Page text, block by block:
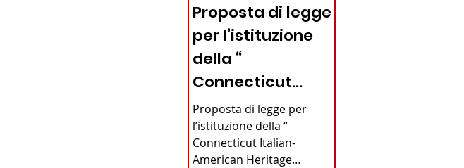
Proposta di legge
per l’istituzione
della “
Connecticut
Italian-American
Heritage
Commission”
Proposta di legge per
l’istituzione della “
Connecticut Italian-
American Heritage